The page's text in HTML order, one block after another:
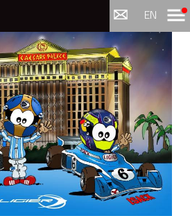
EN Menu